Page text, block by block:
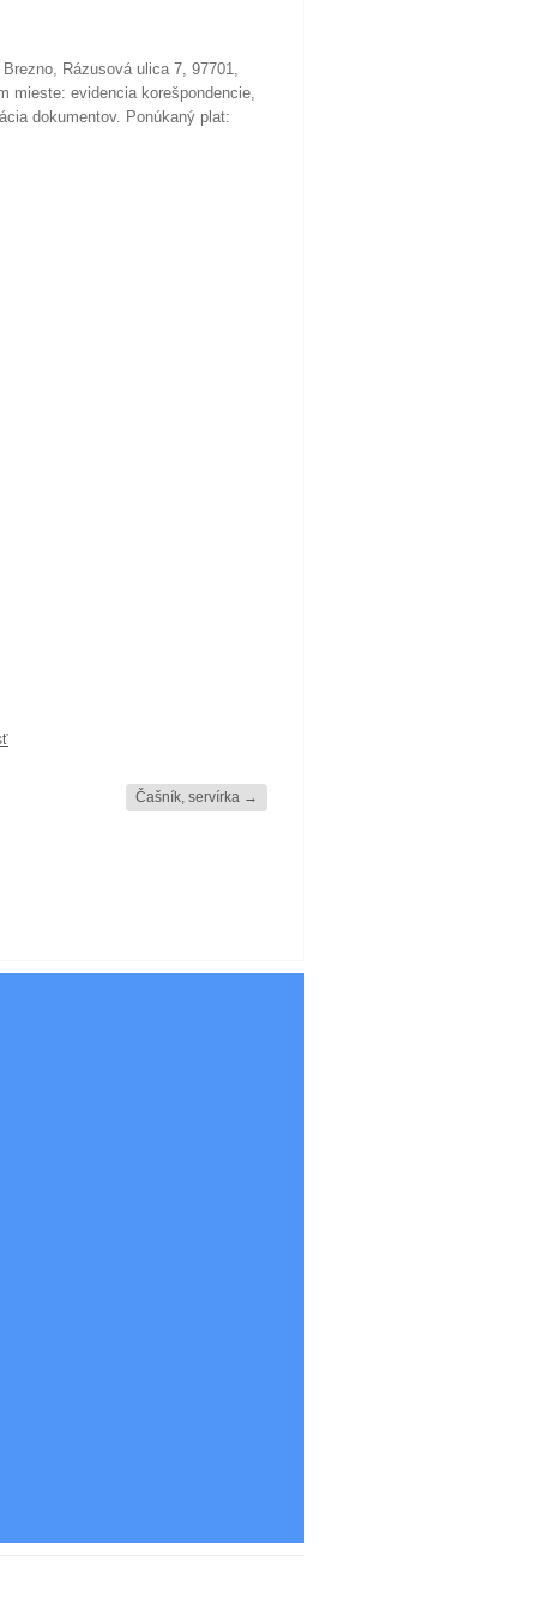
Rázusová ulica 7, 97701,
mieste: evidencia korešpondencie,
dokumentov. Ponúkaný plat:
Čašník, servírka →